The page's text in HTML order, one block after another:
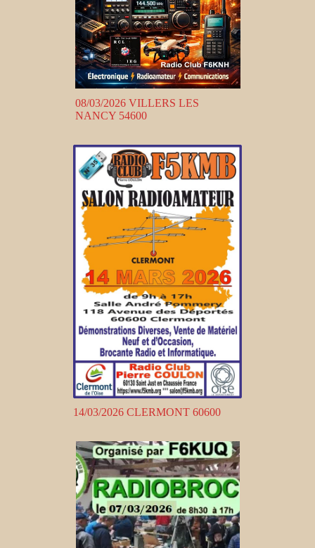
08/03/2026 VILLERS LES
NANCY 54600
14/03/2026 CLERMONT 60600